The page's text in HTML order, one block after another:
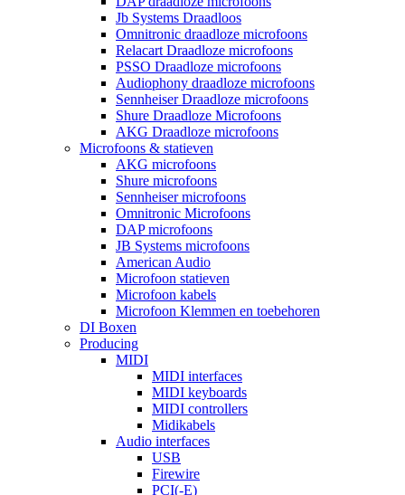
Jb Systems Draadloos
Omnitronic draadloze microfoons
Relacart Draadloze microfoons
PSSO Draadloze microfoons
Audiophony draadloze microfoons
Sennheiser Draadloze microfoons
Shure Draadloze Microfoons
AKG Draadloze microfoons
Microfoons & statieven
AKG microfoons
Shure microfoons
Sennheiser microfoons
Omnitronic Microfoons
DAP microfoons
JB Systems microfoons
American Audio
Microfoon statieven
Microfoon kabels
Microfoon Klemmen en toebehoren
DI Boxen
Producing
MIDI
MIDI interfaces
MIDI keyboards
MIDI controllers
Midikabels
Audio interfaces
USB
Firewire
PCI(-E)